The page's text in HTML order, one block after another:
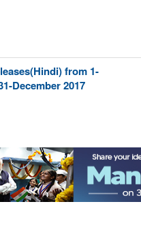
from 1-
December 2017